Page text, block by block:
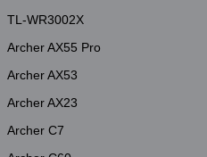
TL-WR3002X
Archer AX55 Pro
Archer AX53
Archer AX23
Archer C7